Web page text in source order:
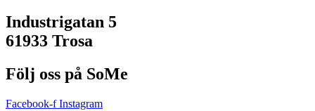
Industrigatan 5
61933 Trosa
Följ oss på SoMe
Facebook-f Instagram